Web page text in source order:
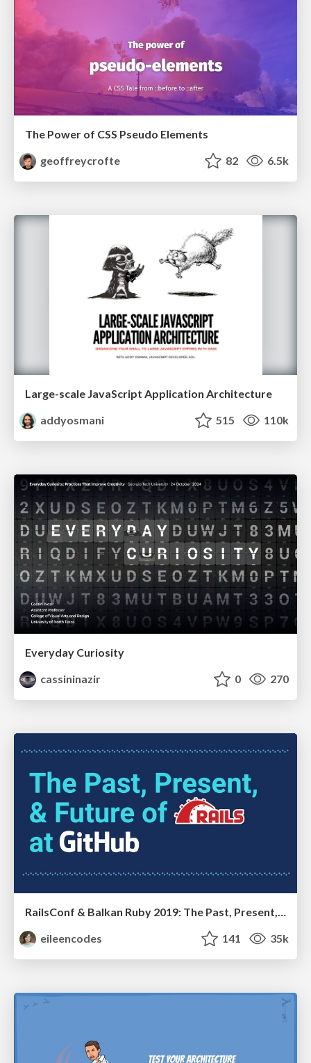
The Power of CSS Pseudo Elements
geoffreycrofte
82 6.5k
Large-scale JavaScript Application Architecture
addyosmani
515 110k
Everyday Curiosity
cassininazir
0 270
eileencodes
141 35k